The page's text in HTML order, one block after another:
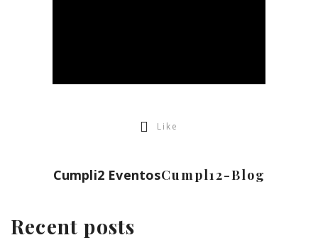
Like
Cumpli2 EventosCumpl12-Blog
Recent posts